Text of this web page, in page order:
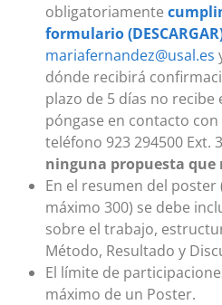
obligatoriamente
formulario
mariafernandez@usal.es
dónde recibirá
plazo de 5 días no recibe
póngase en contacto
teléfono 923 294500 Ext.
ninguna propuesta que
En el resumen del
máximo 300) se debe
sobre el trabajo,
Método, Resultado y
El límite de
máximo de un Poster.